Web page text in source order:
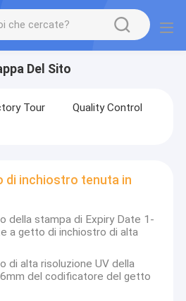
Del Sito
Tour
Quality Control
di inchiostro tenuta in
della stampa di Expiry Date 1-
a getto di inchiostro di alta
di alta risoluzione UV della
del codificatore del getto